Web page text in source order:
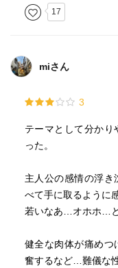
17
miさん
3
テーマとして分か
った。
主人公の感情の浮き
べて手に取るように
若いなあ…オホホ…
健全な肉体が痛めつ
奮するなど…難儀な